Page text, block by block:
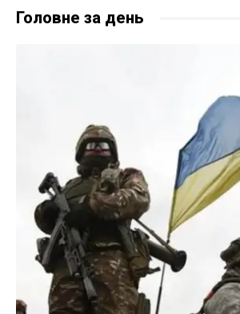
Головне за день